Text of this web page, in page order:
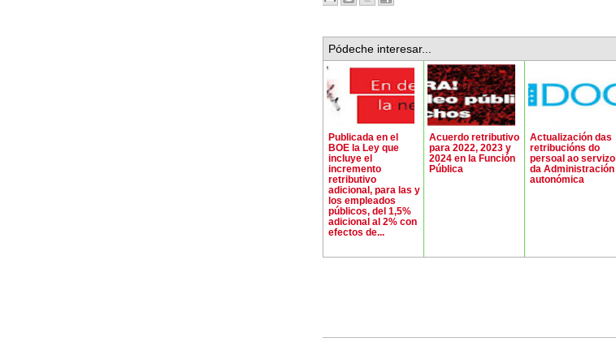
Pódeche interesar...
Publicada en el
BOE la Ley que
incluye el
incremento
retributivo
adicional, para las y
los empleados
públicos, del 1,5%
adicional al 2% con
efectos de...
Acuerdo retributivo
para 2022, 2023 y
2024 en la Función
Pública
Actualización das
retribucións do
persoal ao servizo
da Administración
autonómica